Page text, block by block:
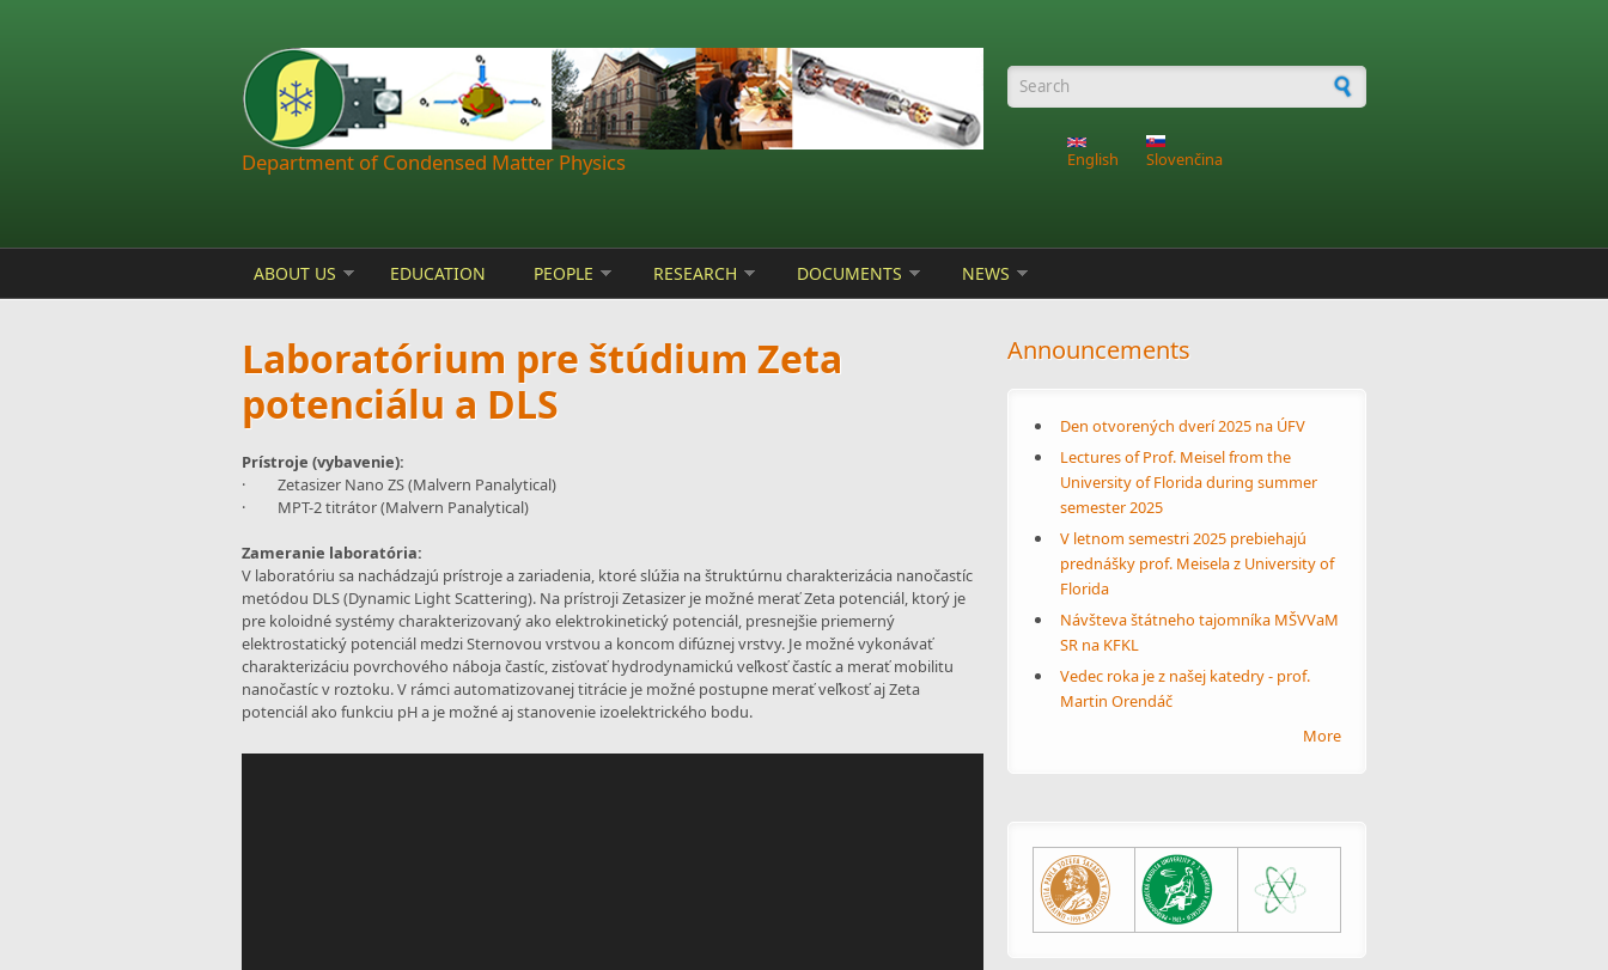
Department of Condensed Matter Physics
Search form
English Slovenčina
ABOUT US EDUCATION PEOPLE RESEARCH DOCUMENTS NEWS
Laboratórium pre štúdium Zeta
potenciálu a DLS
Prístroje (vybavenie):
· Zetasizer Nano ZS (Malvern Panalytical)
· MPT-2 titrátor (Malvern Panalytical)
Zameranie laboratória:
V laboratóriu sa nachádzajú prístroje a zariadenia, ktoré slúžia na štruktúrnu charakterizácia nanočastíc
metódou DLS (Dynamic Light Scattering). Na prístroji Zetasizer je možné merať Zeta potenciál, ktorý je
pre koloidné systémy charakterizovaný ako elektrokinetický potenciál, presnejšie priemerný
elektrostatický potenciál medzi Sternovou vrstvou a koncom difúznej vrstvy. Je možné vykonávať
charakterizáciu povrchového náboja častíc, zisťovať hydrodynamickú veľkosť častíc a merať mobilitu
nanočastíc v roztoku. V rámci automatizovanej titrácie je možné postupne merať veľkosť aj Zeta
potenciál ako funkciu pH a je možné aj stanovenie izoelektrického bodu.
Announcements
Den otvorených dverí 2025 na ÚFV
Lectures of Prof. Meisel from the
University of Florida during summer
semester 2025
V letnom semestri 2025 prebiehajú
prednášky prof. Meisela z University of
Florida
Návšteva štátneho tajomníka MŠVVaM
SR na KFKL
Vedec roka je z našej katedry - prof.
Martin Orendáč
More